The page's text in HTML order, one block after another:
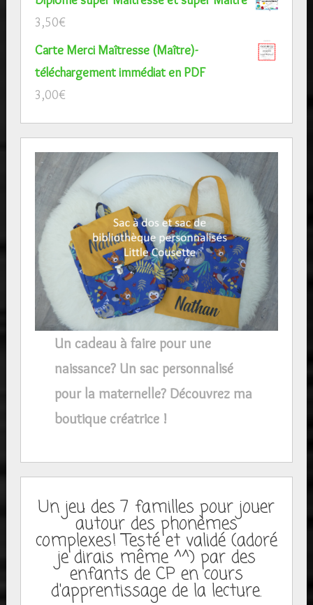
3,50€
Carte Merci Maîtresse (Maître)-
téléchargement immédiat en PDF
3,00€
Un cadeau à faire pour une
naissance? Un sac personnalisé
pour la maternelle? Découvrez ma
boutique créatrice !
Un jeu des 7 familles pour jouer
autour des phonèmes
complexes! Testé et validé (adoré
je dirais même ^^) par des
enfants de CP en cours
d'apprentissage de la lecture.